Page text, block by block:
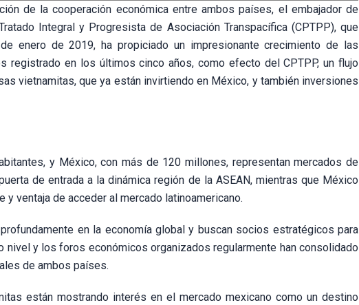
de la cooperación económica entre ambos países, el embajador de
Integral y Progresista de Asociación Transpacífica (CPTPP), que
enero de 2019, ha propiciado un impresionante crecimiento de las
registrado en los últimos cinco años, como efecto del CPTPP, un flujo
vietnamitas, que ya están invirtiendo en México, y también inversiones
y México, con más de 120 millones, representan mercados de
de entrada a la dinámica región de la ASEAN, mientras que México
ventaja de acceder al mercado latinoamericano.
en la economía global y buscan socios estratégicos para
y los foros económicos organizados regularmente han consolidado
de ambos países.
están mostrando interés en el mercado mexicano como un destino